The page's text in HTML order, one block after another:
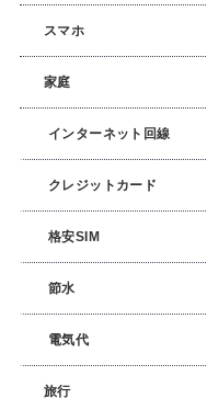
スマホ
家庭
インターネット回線
クレジットカード
格安SIM
節水
電気代
旅行